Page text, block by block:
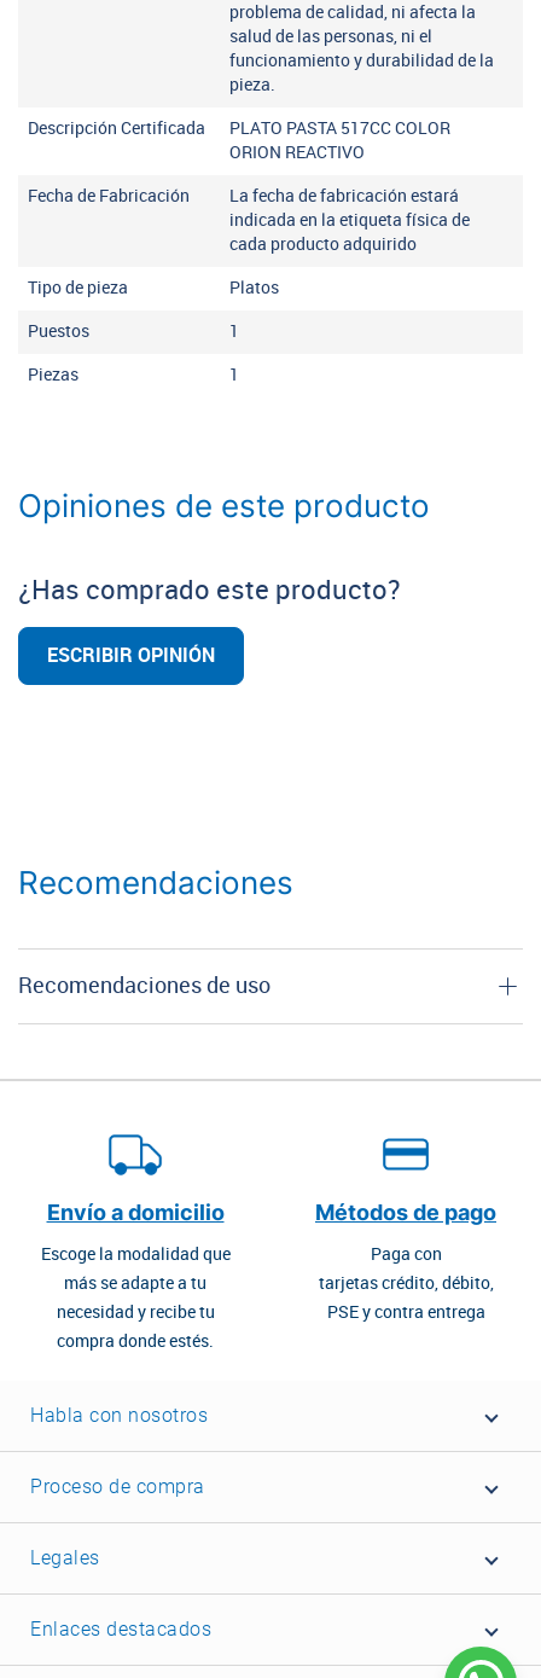
problema de calidad, ni afecta la
salud de las personas, ni el
funcionamiento y durabilidad de la
pieza.
Descripción Certificada
PLATO PASTA 517CC COLOR
ORION REACTIVO
Fecha de Fabricación
La fecha de fabricación estará
indicada en la etiqueta física de
cada producto adquirido
Tipo de pieza Platos
Puestos 1
Piezas 1
Opiniones de este producto
¿Has comprado este producto?
ESCRIBIR OPINIÓN
Recomendaciones
Recomendaciones de uso
Envío a domicilio
Escoge la modalidad que
más se adapte a tu
necesidad y recibe tu
compra donde estés.
Métodos de pago
Paga con
tarjetas crédito, débito,
PSE y contra entrega
Habla con nosotros
Proceso de compra
Legales
Enlaces destacados